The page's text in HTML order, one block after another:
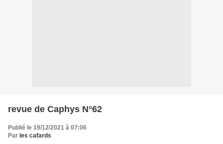
revue de Caphys N°62
Publié le 19/12/2021 à 07:06
Par les cafards